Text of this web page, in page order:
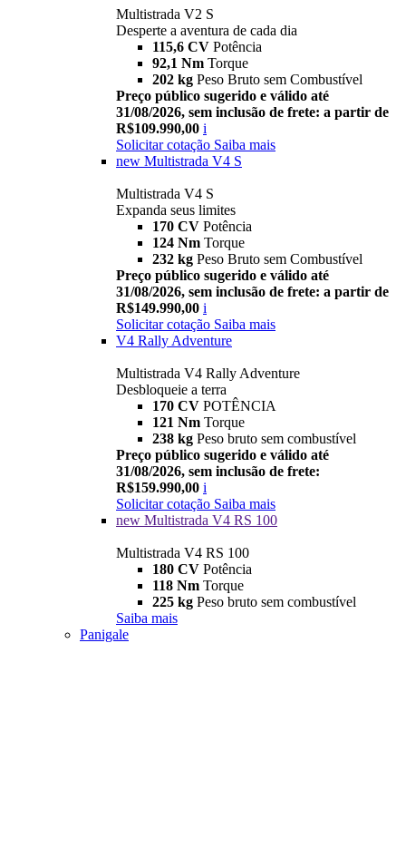
Multistrada V2 S
Desperte a aventura de cada dia
115,6 CV Potência
92,1 Nm Torque
202 kg Peso Bruto sem Combustível
Preço público sugerido e válido até
31/08/2026, sem inclusão de frete: a partir de
R$109.990,00 i
Solicitar cotação Saiba mais
new Multistrada V4 S
Multistrada V4 S
Expanda seus limites
170 CV Potência
124 Nm Torque
232 kg Peso Bruto sem Combustível
Preço público sugerido e válido até
31/08/2026, sem inclusão de frete: a partir de
R$149.990,00 i
Solicitar cotação Saiba mais
V4 Rally Adventure
Multistrada V4 Rally Adventure
Desbloqueie a terra
170 CV POTÊNCIA
121 Nm Torque
238 kg Peso bruto sem combustível
Preço público sugerido e válido até
31/08/2026, sem inclusão de frete:
R$159.990,00 i
Solicitar cotação Saiba mais
new Multistrada V4 RS 100
Multistrada V4 RS 100
180 CV Potência
118 Nm Torque
225 kg Peso bruto sem combustível
Saiba mais
Panigale